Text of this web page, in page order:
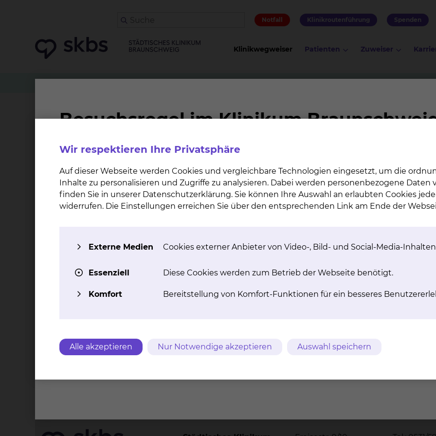
Notfall Klinikroutenführung Spenden
Klinikwegweiser Patienten Zuweiser
AMLSG Bio: Erkrankungsprofil bei myeloischer
Worum geht es bei der Studie?
Registerstudie zum biologischen Erkrankungsprofil und klinischen Verlauf bei akuter myeloischer
und verwandten Vorläufer-Neoplasien und der akuten Leukämie unklarer Linienzugehörigkeit: Das
Biology and Outcome (BiO)-Projekt
Was sind die wichtigsten Merkmale der Studie?
Register-Studie
Wir respektieren Ihre Privatsphäre
Auf dieser Webseite werden Cookies und vergleichbare Technologien eingesetzt, um die
Inhalte zu personalisieren und Zugriffe zu analysieren. Dabei werden personenbezogene Daten
finden Sie in unserer Datenschutzerklärung. Sie können Ihre Auswahl an erlaubten Cookies
widerrufen. Die Einstellungen erreichen Sie über den entsprechenden Link am Ende der
Externe Medien Cookies externer Anbieter von Video-, Bild- und Social-Media-
Essenziell Diese Cookies werden zum Betrieb der Webseite benötigt.
Komfort Bereitstellung von Komfort-Funktionen für ein besseres
Alle akzeptieren Nur Notwendige akzeptieren Auswahl speichern